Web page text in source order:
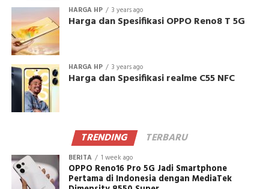
HARGA HP 3 years ago
Harga dan Spesifikasi OPPO Reno8 T 5G
HARGA HP 3 years ago
Harga dan Spesifikasi realme C55 NFC
TRENDING TERBARU
BERITA 1 week ago
OPPO Reno16 Pro 5G Jadi Smartphone
Pertama di Indonesia dengan MediaTek